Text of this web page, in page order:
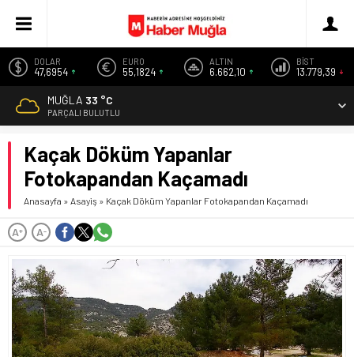
DOLAR
47,6954
EURO
55,1824
ALTIN
6.662,10
BİST
13.779,39
MUĞLA 33 °C
PARÇALI BULUTLU
Kaçak Döküm Yapanlar
Fotokapandan Kaçamadı
Anasayfa » Asayiş » Kaçak Döküm Yapanlar Fotokapandan Kaçamadı
A+ A-